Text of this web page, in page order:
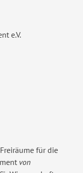
e.V.
für die
von